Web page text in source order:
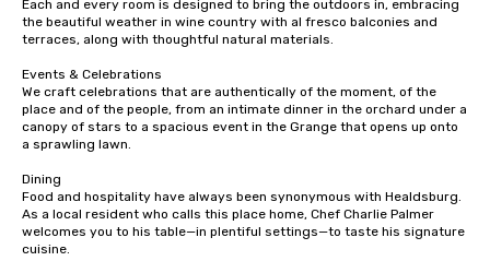
traverse along the
Lip Smacking Foodie
groups, small or large.
as 500 guests,
choice for any
Stress-Free Booking
Each and every room is designed to bring the outdoors in, embracing
the beautiful weather in wine country with al fresco balconies and
terraces, along with thoughtful natural materials.
Events & Celebrations
We craft celebrations that are authentically of the moment, of the
place and of the people, from an intimate dinner in the orchard under a
canopy of stars to a spacious event in the Grange that opens up onto
a sprawling lawn.
Dining
Food and hospitality have always been synonymous with Healdsburg.
As a local resident who calls this place home, Chef Charlie Palmer
welcomes you to his table—in plentiful settings—to taste his signature
cuisine.